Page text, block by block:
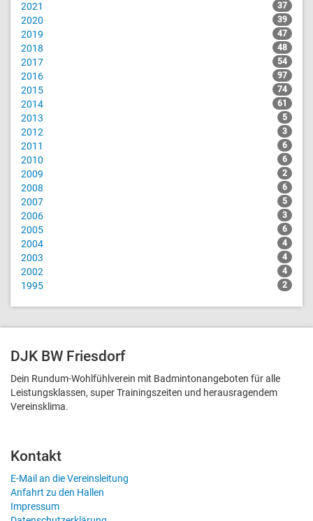
2021 37
2020 39
2019 47
2018 48
2017 54
2016 97
2015 74
2014 61
2013 5
2012 3
2011 6
2010 6
2009 2
2008 6
2007 5
2006 3
2005 6
2004 4
2003 4
2002 4
1995 2
DJK BW Friesdorf
Dein Rundum-Wohlfühlverein mit Badmintonangeboten für alle
Leistungsklassen, super Trainingszeiten und heraus­ragendem
Vereinsklima.
Kontakt
E-Mail an die Vereinsleitung
Anfahrt zu den Hallen
Impressum